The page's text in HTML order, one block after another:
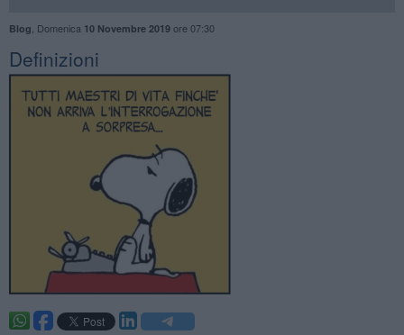
Blog Domenica 10 Novembre 2019ore 07:30
Definizioni